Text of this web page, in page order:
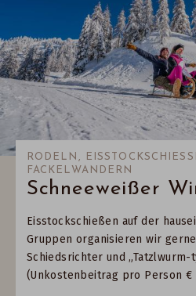
RODELN,
ACKELWANDERN
Schneeweißer
Eisstockschießen auf der
Gruppen organisieren wir
Schiedsrichter und
(Unkostenbeitrag pro Person €